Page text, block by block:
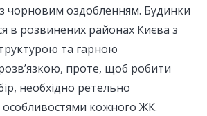
чорновим оздобленням. Будинки
в розвинених районах Києва з
та гарною
проте, щоб робити
необхідно ретельно
кожного ЖК.